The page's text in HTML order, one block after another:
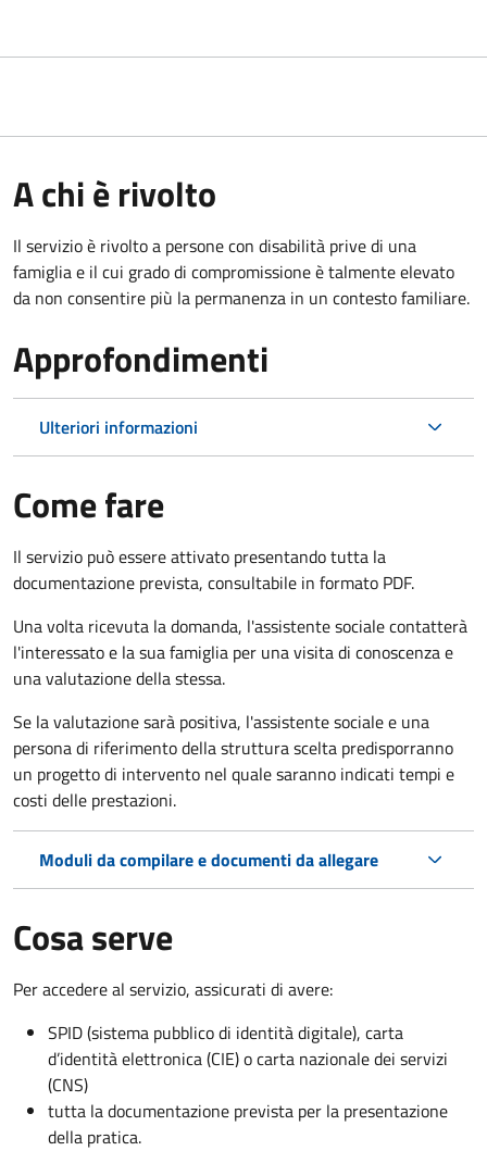
A chi è rivolto
Il servizio è rivolto a persone con disabilità prive di una
famiglia e il cui grado di compromissione è talmente elevato
da non consentire più la permanenza in un contesto familiare.
Approfondimenti
Ulteriori informazioni
Come fare
Il servizio può essere attivato presentando tutta la
documentazione prevista, consultabile in formato PDF.
Una volta ricevuta la domanda, l'assistente sociale contatterà
l'interessato e la sua famiglia per una visita di conoscenza e
una valutazione della stessa.
Se la valutazione sarà positiva, l'assistente sociale e una
persona di riferimento della struttura scelta predisporranno
un progetto di intervento nel quale saranno indicati tempi e
costi delle prestazioni.
Moduli da compilare e documenti da allegare
Cosa serve
Per accedere al servizio, assicurati di avere:
SPID (sistema pubblico di identità digitale), carta
d’identità elettronica (CIE) o carta nazionale dei servizi
(CNS)
tutta la documentazione prevista per la presentazione
della pratica.